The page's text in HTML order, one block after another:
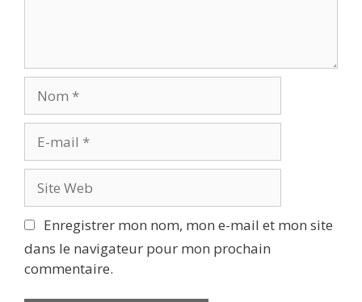
mail
Web
Enregistrer mon nom, mon e-mail et mon site
dans le navigateur pour mon prochain
commentaire.